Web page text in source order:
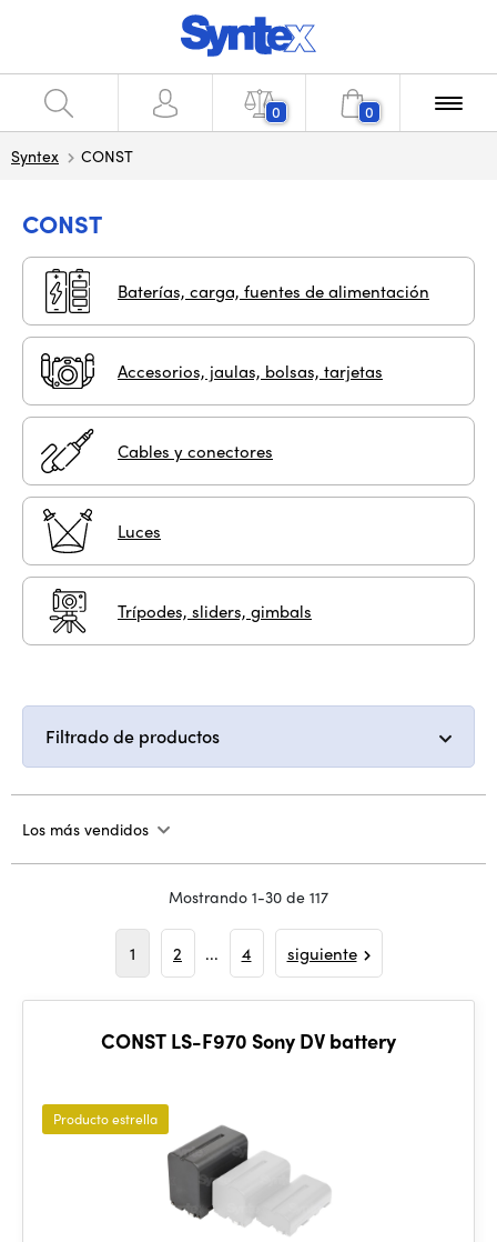
0 0
Syntex CONST
CONST
Baterías, carga, fuentes de alimentación
Accesorios, jaulas, bolsas, tarjetas
Cables y conectores
Luces
Trípodes, sliders, gimbals
Filtrado de productos
Los más vendidos
Mostrando 1-30 de 117
1 2 ... 4 siguiente
CONST LS-F970 Sony DV battery
Producto estrella